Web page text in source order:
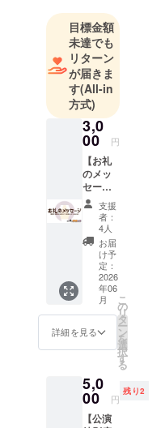
いう団体を
結成しまし
た。
認知症の方
の“不思議な
行動” の中に
隠れてしま
いがちな優
しさや思い
を伝え、認
知症介護の
イメージを
より明るく
身近なもの
と、演劇を
取り入れた
していま
目標金額
未達でも
リターン
が届きま
す(All-in
方式)
3,0
00 円
【お礼
のメッ
セー
ジ】 感
謝の気
持ちを
込め
て、お
礼の
メッ
セージ
を送ら
せてい
ただき
ます。
お届け
メール
ーーー
ーーー
ーーー
支援
者：
4人
お届
け予
定：
2026
年06
月
詳細を見る
こ
の
リ
タ
ー
ン
を
選
択
す
る
5,0
00 円
残り2
【公演